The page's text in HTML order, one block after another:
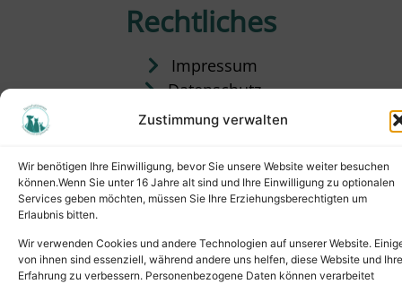
Zustimmung verwalten
Wir benötigen Ihre Einwilligung, bevor Sie unsere Website weiter besuchen
können.Wenn Sie unter 16 Jahre alt sind und Ihre Einwilligung zu optionalen
Services geben möchten, müssen Sie Ihre Erziehungsberechtigten um
Erlaubnis bitten.
Wir verwenden Cookies und andere Technologien auf unserer Website.
von ihnen sind essenziell, während andere uns helfen, diese Website und Ihre
Erfahrung zu verbessern. Personenbezogene Daten können verarbeitet
Rechtliches
Impressum
Datenschutz
Satzung